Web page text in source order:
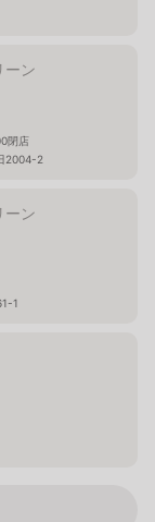
ーン
閉店
2004-2
ーン
1